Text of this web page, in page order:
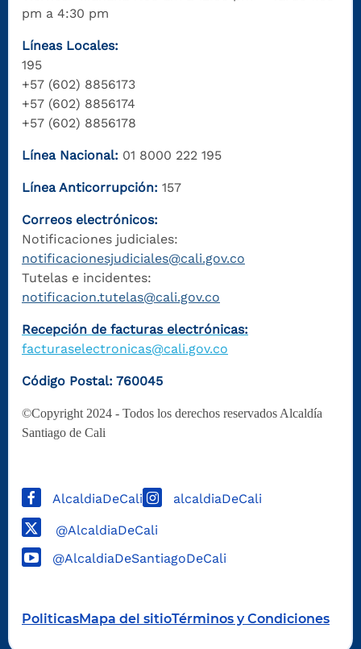
pm a 4:30 pm
Líneas Locales:
195
+57 (602) 8856173
+57 (602) 8856174
+57 (602) 8856178
Línea Nacional: 01 8000 222 195
Línea Anticorrupción: 157
Correos electrónicos:
Notificaciones judiciales:
notificacionesjudiciales@cali.gov.co
Tutelas e incidentes:
notificacion.tutelas@cali.gov.co
Recepción de facturas electrónicas:
facturaselectronicas@cali.gov.co
Código Postal: 760045
©Copyright 2024 - Todos los derechos reservados Alcaldía
Santiago de Cali
AlcaldiaDeCali alcaldiaDeCali
@AlcaldiaDeCali
@AlcaldiaDeSantiagoDeCali
PoliticasMapa del sitioTérminos y Condiciones